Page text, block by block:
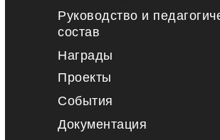
Проекты
События
Документация
Руководство и
состав
Награды